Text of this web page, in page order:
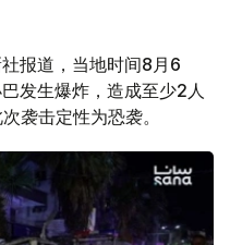
报道，当地时间8月6
发生爆炸，造成至少2人
袭击定性为恐袭。